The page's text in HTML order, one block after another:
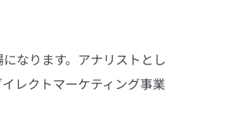
なります。アナリストとし
レクトマーケティング事業